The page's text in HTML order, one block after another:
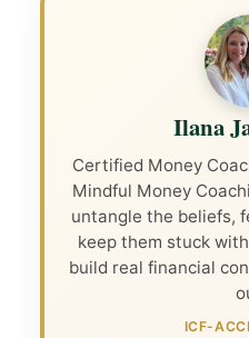
Ilana
Certified Money
Mindful Money
untangle the beliefs,
keep them stuck
build real financial
ICF-